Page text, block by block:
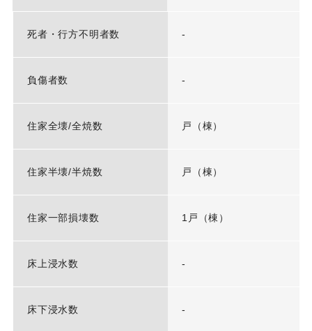
死者・行方不明者数 -
負傷者数 -
住家全壊/全焼数 戸（棟）
住家半壊/半焼数 戸（棟）
住家一部損壊数 1戸（棟）
床上浸水数 -
床下浸水数 -